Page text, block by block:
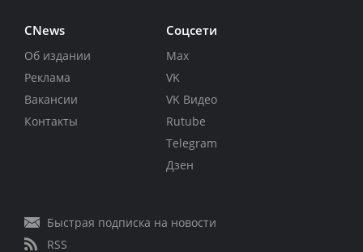
CNews
Об издании
Реклама
Вакансии
Контакты
Соцсети
Max
VK
VK Видео
Rutube
Telegram
Дзен
Быстрая подписка на новости
RSS